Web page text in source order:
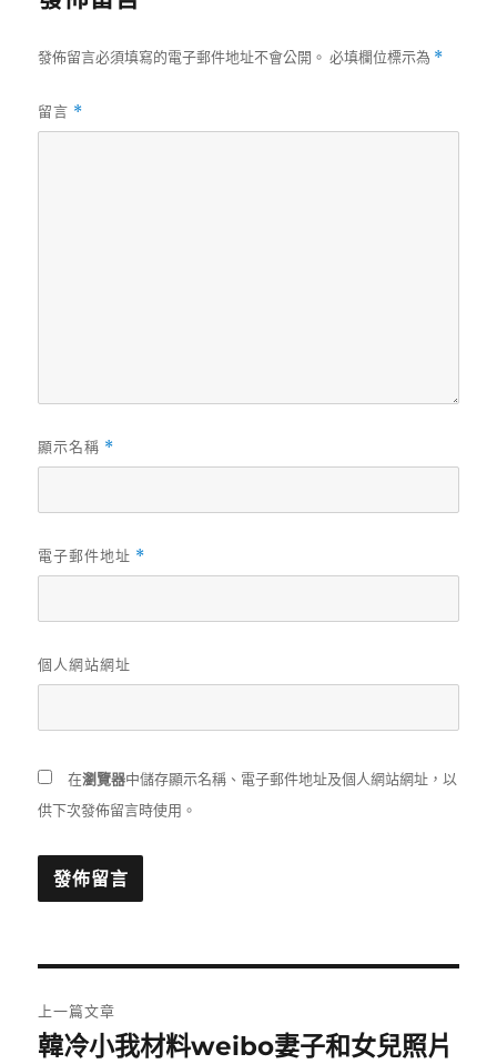
發佈留言必須填寫的電子郵件地址不會公開。 必填欄位標示為 *
留言 *
顯示名稱 *
電子郵件地址 *
個人網站網址
在瀏覽器中儲存顯示名稱、電子郵件地址及個人網站網址，以
供下次發佈留言時使用。
章
上一篇文章
上
韓冷小我材料weibo妻子和女兒照片